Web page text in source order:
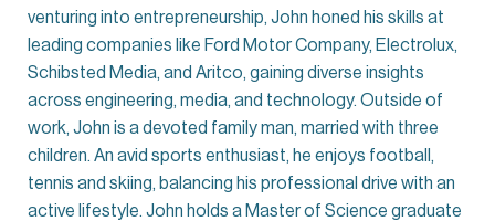
venturing into entrepreneurship, John honed his skills at
leading companies like Ford Motor Company, Electrolux,
Schibsted Media, and Aritco, gaining diverse insights
across engineering, media, and technology. Outside of
work, John is a devoted family man, married with three
children. An avid sports enthusiast, he enjoys football,
tennis and skiing, balancing his professional drive with an
active lifestyle. John holds a Master of Science graduate